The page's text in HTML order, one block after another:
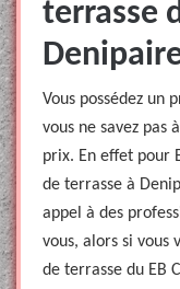
terrasse
Vous possédez un
vous ne savez pas
prix. En effet pour
de terrasse à
appel à des
vous, alors si vous
de terrasse du EB